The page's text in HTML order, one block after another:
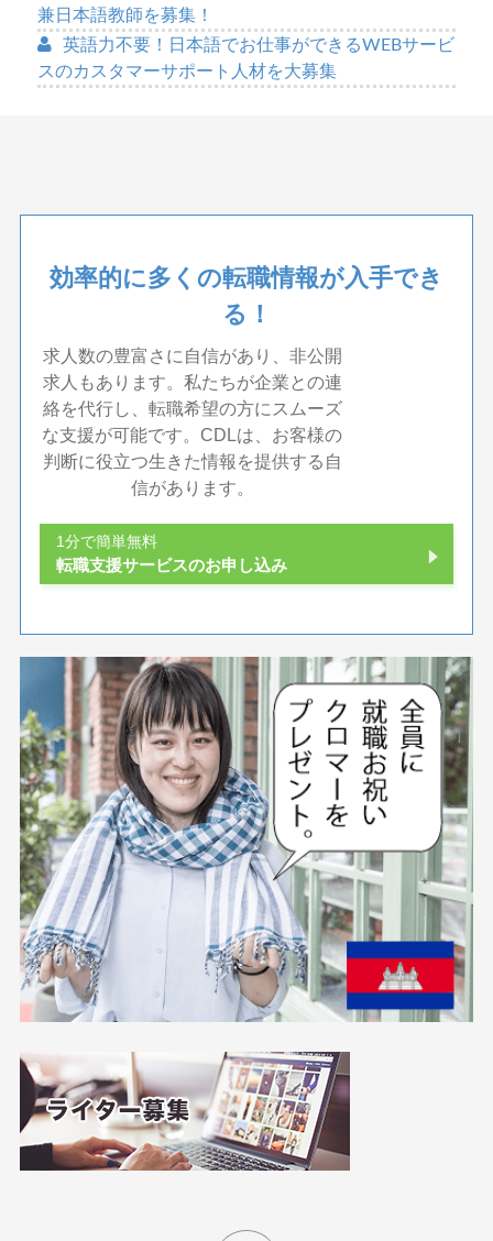
兼日本語教師を募集！
英語力不要！日本語でお仕事ができるWEBサービ
スのカスタマーサポート人材を大募集
効率的に多くの転職情報が入手でき
る！
求人数の豊富さに自信があり、非公開
求人もあります。私たちが企業との連
絡を代行し、転職希望の方にスムーズ
な支援が可能です。CDLは、お客様の
判断に役立つ生きた情報を提供する自
信があります。
1分で簡単無料
転職支援サービスのお申し込み